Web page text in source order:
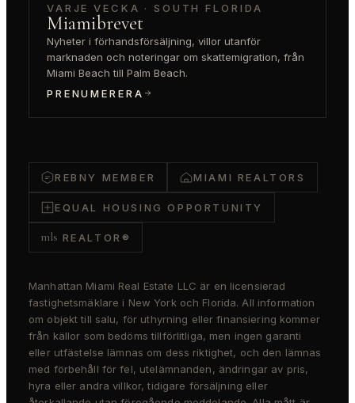
VARJE VECKA · SOUTH FLORIDA
Miamibrevet
Nyheter i förhandsförsäljning, villor utanför
marknaden och noteringar om skattemigration, från
Miami Beach till Palm Beach.
PRENUMERERA
REBNY MEMBER MIAMI REALTORS
EQUAL HOUSING OPPORTUNITY
mls REALTOR®
Manhattan Miami Real Estate LLC är en licensierad
fastighetsmäklare i New York och Florida. All information
om objekt till salu, för uthyrning eller finansiering kommer
från källor som bedöms tillförlitliga, men ingen garanti
eller utfästelse lämnas om dess riktighet, och den lämnas
med förbehåll för fel, utelämnanden, ändringar av pris,
hyra eller andra villkor, tidigare försäljning eller